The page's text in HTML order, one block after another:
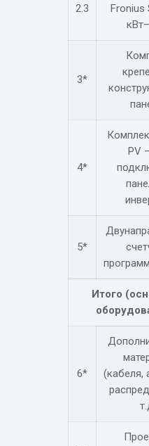
2.3
Fronius
3*
4*
PV
5*
Итого
6*
(кабеля,